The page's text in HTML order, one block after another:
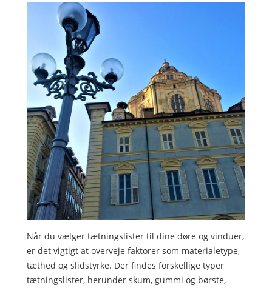
Når du vælger tætningslister til dine døre og vinduer,
er det vigtigt at overveje faktorer som materialetype,
tæthed og slidstyrke. Der findes forskellige typer
tætningslister, herunder skum, gummi og børste,